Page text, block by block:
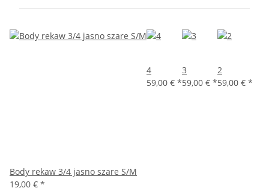
Body rekaw 3/4 jasno szare S/M
19,00 € *
4
59,00 € *
3
59,00 € *
2
59,00 € *